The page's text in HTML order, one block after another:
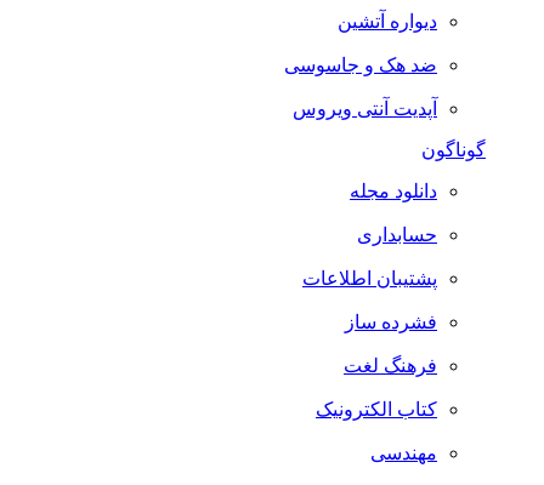
دیواره آتشین
ضد هک و جاسوسی
آپدیت آنتی ویروس
گوناگون
دانلود مجله
حسابداری
پشتیبان اطلاعات
فشرده ساز
فرهنگ لغت
کتاب الکترونیک
مهندسی